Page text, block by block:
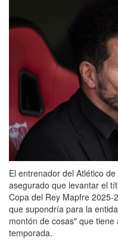
El entrenador del Atlético
asegurado que levantar el
Copa del Rey Mapfre
que supondría para la
montón de cosas" que
temporada.